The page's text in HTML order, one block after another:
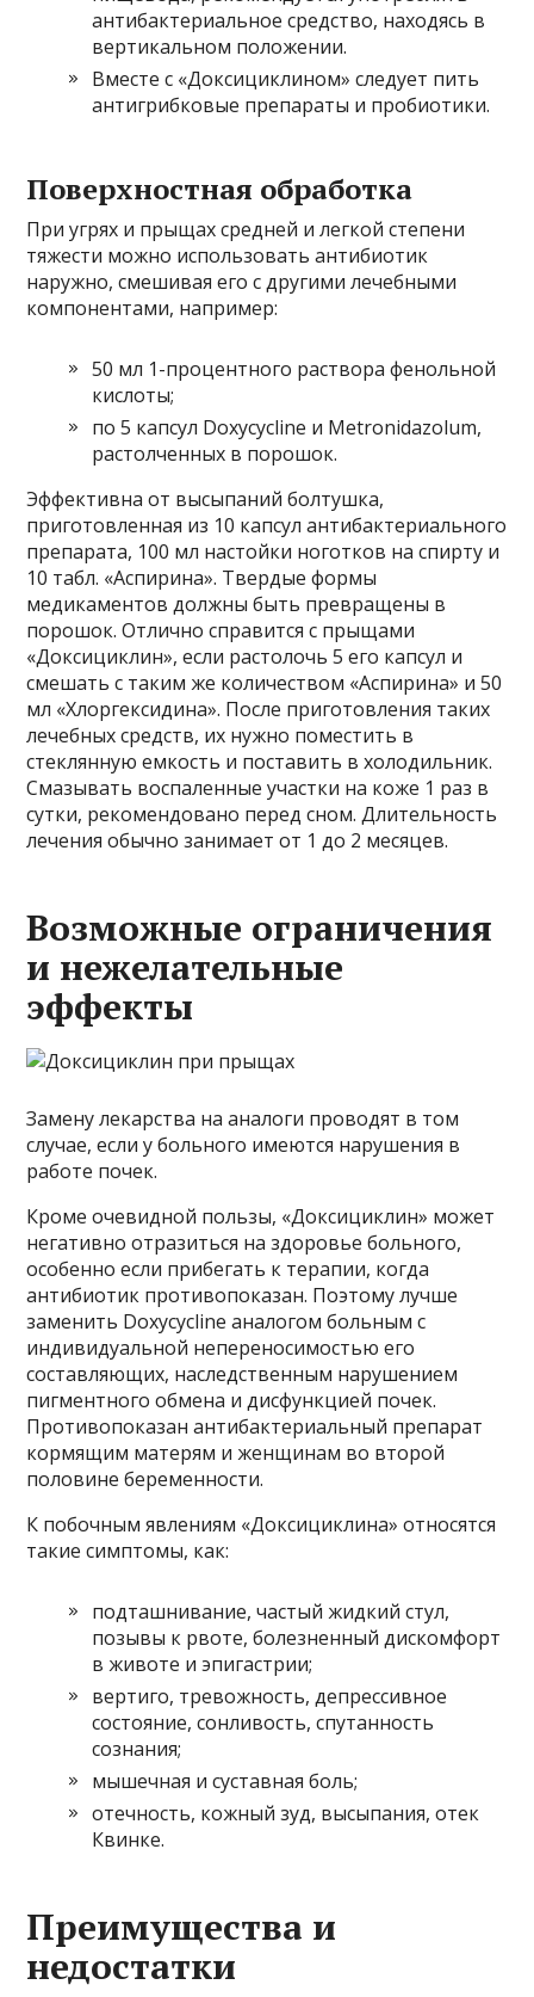
антибактериальное средство, находясь в
вертикальном положении.
Вместе с «Доксициклином» следует пить
антигрибковые препараты и пробиотики.
Поверхностная обработка
При угрях и прыщах средней и легкой степени
тяжести можно использовать антибиотик
наружно, смешивая его с другими лечебными
компонентами, например:
50 мл 1-процентного раствора фенольной
кислоты;
по 5 капсул Doxycycline и Metronidazolum,
растолченных в порошок.
Эффективна от высыпаний болтушка,
приготовленная из 10 капсул антибактериального
препарата, 100 мл настойки ноготков на спирту и
10 табл. «Аспирина». Твердые формы
медикаментов должны быть превращены в
порошок. Отлично справится с прыщами
«Доксициклин», если растолочь 5 его капсул и
смешать с таким же количеством «Аспирина» и 50
мл «Хлоргексидина». После приготовления таких
лечебных средств, их нужно поместить в
стеклянную емкость и поставить в холодильник.
Смазывать воспаленные участки на коже 1 раз в
сутки, рекомендовано перед сном. Длительность
лечения обычно занимает от 1 до 2 месяцев.
Возможные ограничения
и нежелательные
эффекты
Замену лекарства на аналоги проводят в том
случае, если у больного имеются нарушения в
работе почек.
Кроме очевидной пользы, «Доксициклин» может
негативно отразиться на здоровье больного,
особенно если прибегать к терапии, когда
антибиотик противопоказан. Поэтому лучше
заменить Doxycycline аналогом больным с
индивидуальной непереносимостью его
составляющих, наследственным нарушением
пигментного обмена и дисфункцией почек.
Противопоказан антибактериальный препарат
кормящим матерям и женщинам во второй
половине беременности.
К побочным явлениям «Доксициклина» относятся
такие симптомы, как:
подташнивание, частый жидкий стул,
позывы к рвоте, болезненный дискомфорт
в животе и эпигастрии;
вертиго, тревожность, депрессивное
состояние, сонливость, спутанность
сознания;
мышечная и суставная боль;
отечность, кожный зуд, высыпания, отек
Квинке.
Преимущества и
недостатки